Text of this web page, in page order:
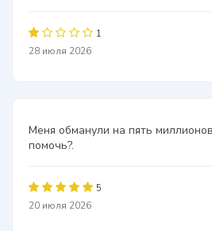
1
28 июля 2026
Меня обманули на пять
помочь?.
5
20 июля 2026